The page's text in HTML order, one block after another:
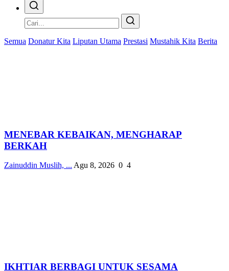
Semua Donatur Kita Liputan Utama Prestasi Mustahik Kita Berita
MENEBAR KEBAIKAN, MENGHARAP
BERKAH
Zainuddin Muslih, ... Agu 8, 2026 0 4
IKHTIAR BERBAGI UNTUK SESAMA